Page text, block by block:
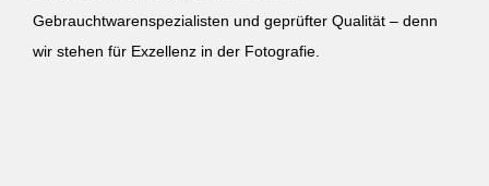
Gebrauchtwarenspezialisten und geprüfter Qualität – denn
wir stehen für Exzellenz in der Fotografie.